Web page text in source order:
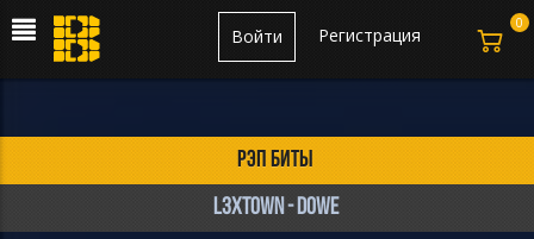
Регистрация
Войти
рэп биты
L3XTOWN - DOWE
0